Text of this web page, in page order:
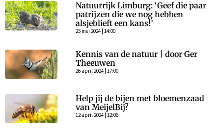
Natuurrijk Limburg: ‘Geef die paar
patrijzen die we nog hebben
alsjeblieft een kans!’
25 mei 2024 | 14:00
Kennis van de natuur | door Ger
Theeuwen
26 april 2024 | 17:00
Help jij de bijen met bloemenzaad
van MeijelBij?
12 april 2024 | 12:06